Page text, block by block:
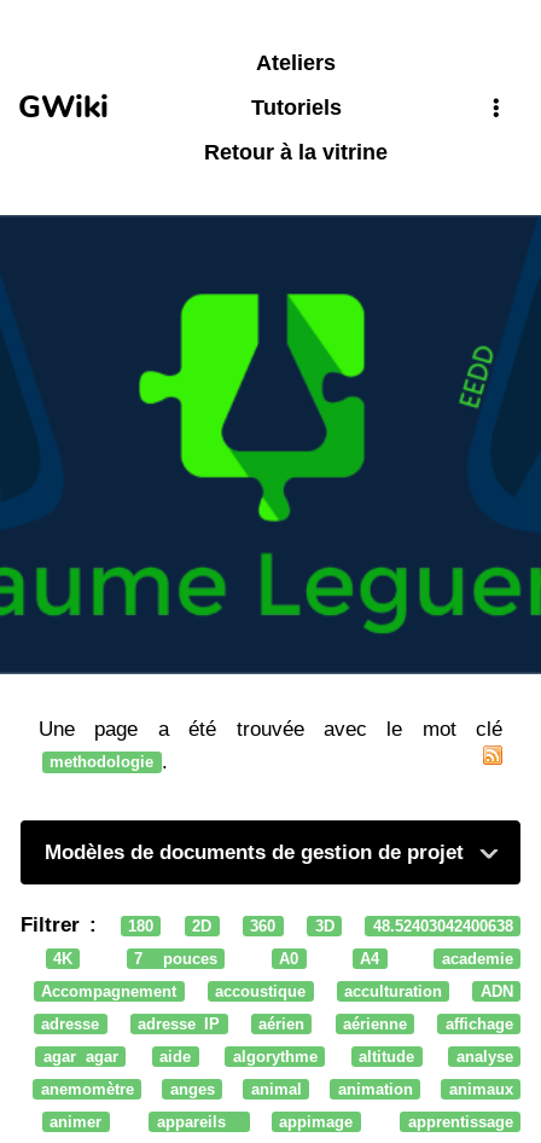
GWiki
Ateliers
Tutoriels
Retour à la vitrine
Une page a été trouvée avec le mot clé
methodologie .
Modèles de documents de gestion de projet
Filtrer : 180 2D 360 3D
48.52403042400638
4K
7 pouces A0 A4
academie
Accompagnement
accoustique acculturation
ADN
adresse
adresse IP aérien aérienne
affichage
agar agar
aide algorythme altitude
analyse
anemomètre
anges animal animation
animaux
animer
appareils appimage
apprentissage